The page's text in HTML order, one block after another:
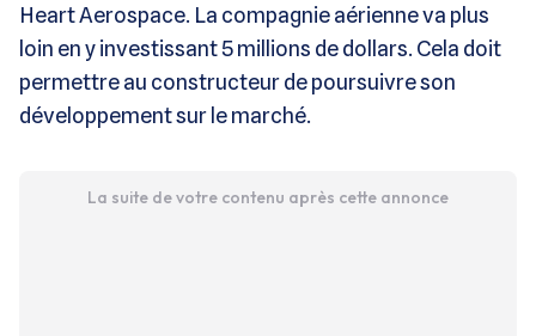
Heart Aerospace. La compagnie aérienne va plus
loin en y investissant 5 millions de dollars. Cela doit
permettre au constructeur de poursuivre son
développement sur le marché.
La suite de votre contenu après cette annonce